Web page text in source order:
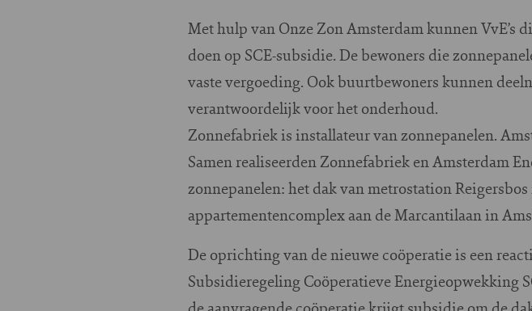
Met hulp van Onze Zon Amsterdam kunnen VvE’s
doen op SCE-subsidie. De bewoners die
vaste vergoeding. Ook buurtbewoners kunnen
verantwoordelijk voor het onderhoud.
Zonnefabriek is installateur van zonnepanelen.
Samen realiseerden Zonnefabriek en Amsterdam
zonnepanelen: het dak van metrostation
appartementencomplex aan de Marcantilaan in
De oprichting van de nieuwe coöperatie is een
Subsidieregeling Coöperatieve Energieopwekking